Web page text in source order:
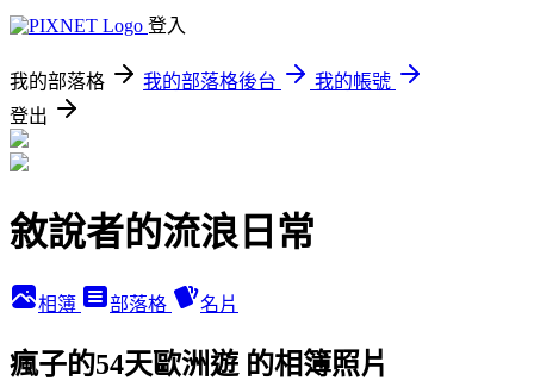
登入
我的部落格 我的部落格後台
我的帳號
登出
敘說者的流浪日常
相簿 部落格 名片
瘋子的54天歐洲遊 的相簿照片